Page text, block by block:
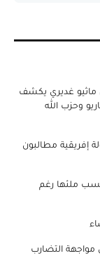
غديري يكشف
وحزب الله
للولايات المتحدة: مواطنو 30 دولة إفريقية مطالبون
ملئها رغم
مواجهة التضارب